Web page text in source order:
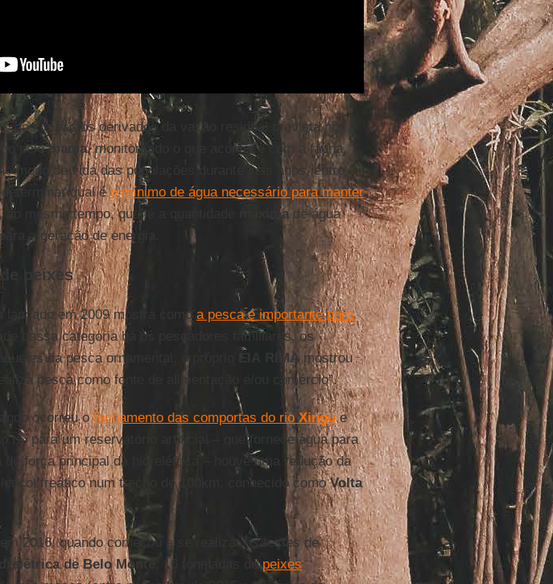
dos impactos derivados da vazão residual prevista no
peloIbama, monitorando o que acontece com a fauna,
modo de vida das populações durante seis anos, entre
qual éo mínimo de água necessário para manter
ao mesmo tempo, qual é a quantidade máximade água
a geração de energia.
peixes
lançado em 2009 mostra como a pesca é importante para
dessa categoria há os pescadores familiares, os
da pesca ornamental, o próprio
EIA RIMAmostrou
pesca como fonte de alimentação e/ou comércio”.
ocorreu ofechamento das comportas do rio Xingue
rio para um reservatório artificial – que fornece água para
de força principal da hidrelétrica – houve uma redução da
freático num trecho de 100km, conhecido comoVolta
2016, quando começou a se realizar os testes de
de Belo Monte
, 16 toneladas depeixes